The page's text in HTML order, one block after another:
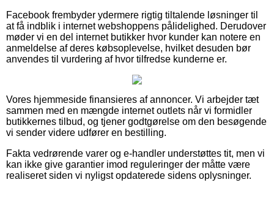
Facebook frembyder ydermere rigtig tiltalende løsninger til
at få indblik i internet webshoppens pålidelighed. Derudover
møder vi en del internet butikker hvor kunder kan notere en
anmeldelse af deres købsoplevelse, hvilket desuden bør
anvendes til vurdering af hvor tilfredse kunderne er.
Vores hjemmeside finansieres af annoncer. Vi arbejder tæt
sammen med en mængde internet outlets når vi formidler
butikkernes tilbud, og tjener godtgørelse om den besøgende
vi sender videre udfører en bestilling.
Fakta vedrørende varer og e-handler understøttes tit, men vi
kan ikke give garantier imod reguleringer der måtte være
realiseret siden vi nyligst opdaterede sidens oplysninger.